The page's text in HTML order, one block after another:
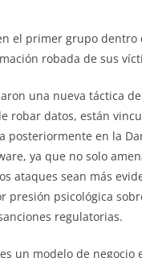
el primer grupo
robada de sus
una nueva táctica
robar datos, están
en la
ya que no solo
ataques sean más
presión psicológica
regulatorias.
es un modelo de